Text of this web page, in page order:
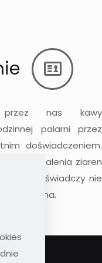
przez nas kawy
palarni przez
doświadczeniem.
wyniku palenia ziaren
o czym świadczy nie
ziarna.